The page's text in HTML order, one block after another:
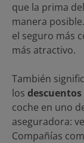
que la prima
manera
el seguro más
más atractivo.
También
los
coche en uno
aseguradora:
Compañías